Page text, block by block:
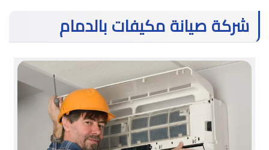
شركة صيانة مكيفات بالدمام